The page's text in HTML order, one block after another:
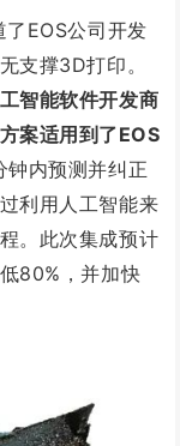
EOS公司开发
支撑3D打印。
智能软件开发商
案适用到了EOS
钟内预测并纠正
利用人工智能来
。此次集成预计
80%，并加快